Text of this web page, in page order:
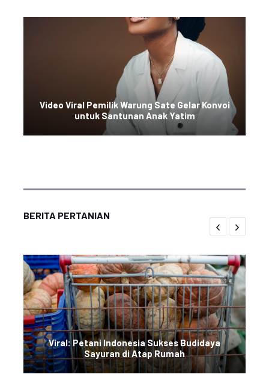
Video Viral Pemilik Warung Sate Gelar Konvoi
untuk Santunan Anak Yatim
BERITA PERTANIAN
Viral: Petani Indonesia Sukses Budidaya
Sayuran di Atap Rumah